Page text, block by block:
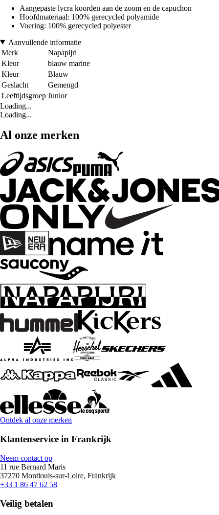
Aangepaste lycra koorden aan de zoom en de capuchon
Hoofdmateriaal: 100% gerecycled polyamide
Voering: 100% gerecycled polyester
Aanvullende informatie
Merk
Napapijri
Kleur
blauw marine
Kleur
Blauw
Geslacht
Gemengd
Leeftijdsgroep Junior
Loading...
Loading...
Al onze merken
Ontdek al onze merken
Klantenservice in Frankrijk
Neem contact op
11 rue Bernard Maris
37270 Montlouis-sur-Loire, Frankrijk
+33 1 86 47 62 58
Veilig betalen